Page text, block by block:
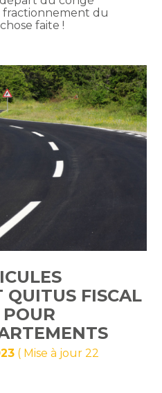
fractionnement du
faite !
QUITUS FISCAL
( Mise à jour 22